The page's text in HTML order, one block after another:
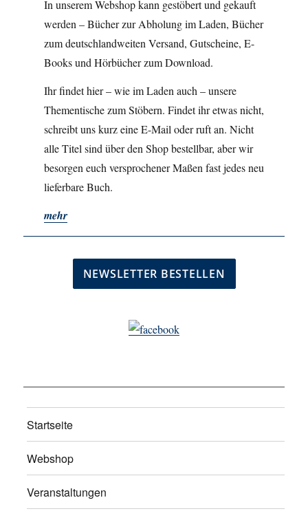
In unserem Webshop kann gestöbert und gekauft
werden – Bücher zur Abholung im Laden, Bücher
zum deutschlandweiten Versand, Gutscheine, E-
Books und Hörbücher zum Download.
Ihr findet hier – wie im Laden auch – unsere
Thementische zum Stöbern. Findet ihr etwas nicht,
schreibt uns kurz eine E-Mail oder ruft an. Nicht
alle Titel sind über den Shop bestellbar, aber wir
besorgen euch versprochener Maßen fast jedes neu
lieferbare Buch.
mehr
Startseite
Webshop
Veranstaltungen